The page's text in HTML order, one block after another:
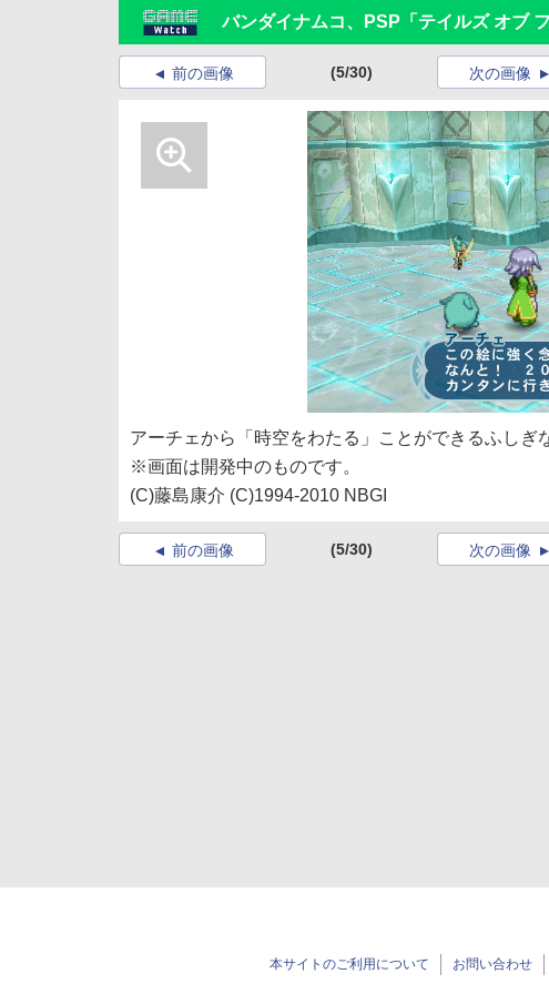
バンダイナムコ、PSP「テイルズ オブ
前の画像 (5/30) 次の画像
アーチェから「時空をわたる」ことができるふし
※画面は開発中のものです。
(C)藤島康介 (C)1994-2010 NBGI
前の画像 (5/30) 次の画像
本サイトのご利用について お問い合わせ